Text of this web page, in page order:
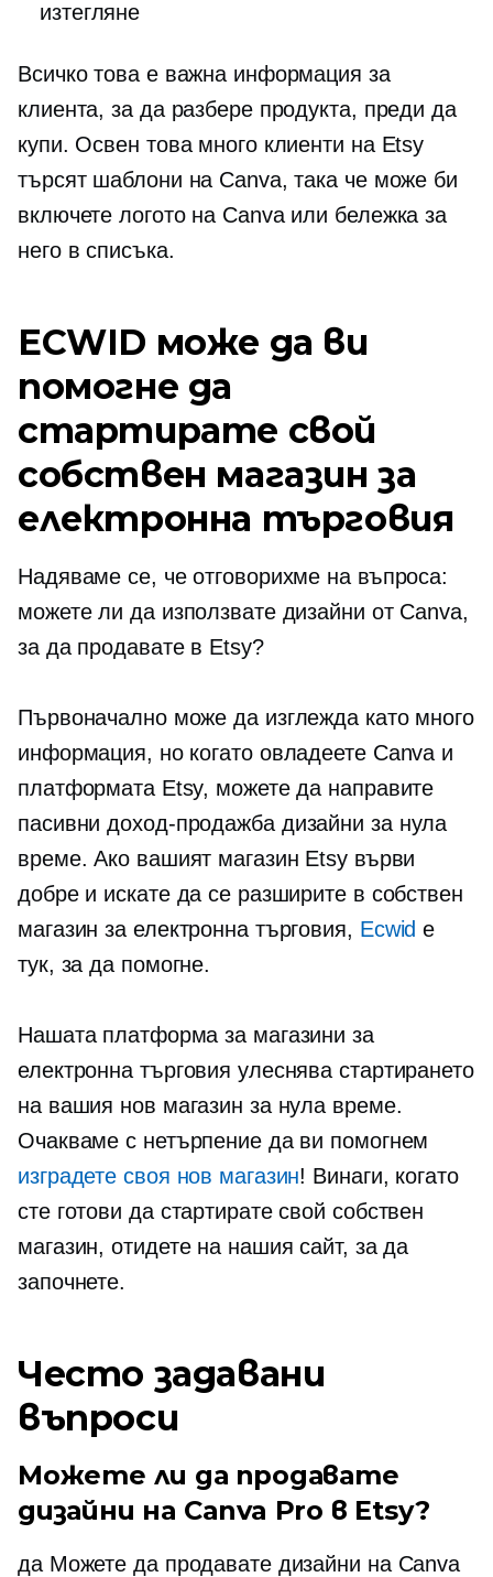
изтегляне
Всичко това е важна информация за
клиента, за да разбере продукта, преди да
купи. Освен това много клиенти на Etsy
търсят шаблони на Canva, така че може би
включете логото на Canva или бележка за
него в списъка.
ECWID може да ви
помогне да
стартирате свой
собствен магазин за
електронна търговия
Надяваме се, че отговорихме на въпроса:
можете ли да използвате дизайни от Canva,
за да продавате в Etsy?
Първоначално може да изглежда като много
информация, но когато овладеете Canva и
платформата Etsy, можете да направите
пасивнидоход-продажбадизайни за нула
време. Ако вашият магазин Etsy върви
добре и искате да се разширите в собствен
магазин за електронна търговия, Ecwid е
тук, за да помогне.
Нашата платформа за магазини за
електронна търговия улеснява стартирането
на вашия нов магазин за нула време.
Очакваме с нетърпение да ви помогнем
изградете своя нов магазин! Винаги, когато
сте готови да стартирате свой собствен
магазин, отидете на нашия сайт, за да
започнете.
Често задавани
въпроси
Можете ли да продавате
дизайни на Canva Pro в Etsy?
да Можете да продавате дизайни на Canva